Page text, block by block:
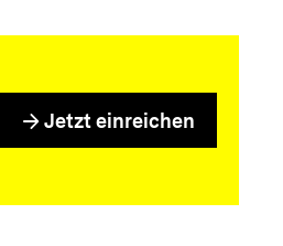
arrow_forward Jetzt einreichen